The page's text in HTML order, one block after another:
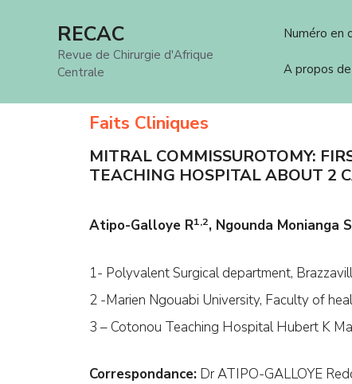
RECAC
Revue de Chirurgie d'Afrique
Centrale
Numéro en
A propos
Faits Cliniques
MITRAL COMMISSUROTOMY:
TEACHING HOSPITAL ABOUT 2
Atipo-Galloye R1,2, Ngounda Monianga
1- Polyvalent Surgical department,
2 -Marien Ngouabi University, Faculty of
3 – Cotonou Teaching Hospital Hubert K
Correspondance: Dr ATIPO-GALLOYE